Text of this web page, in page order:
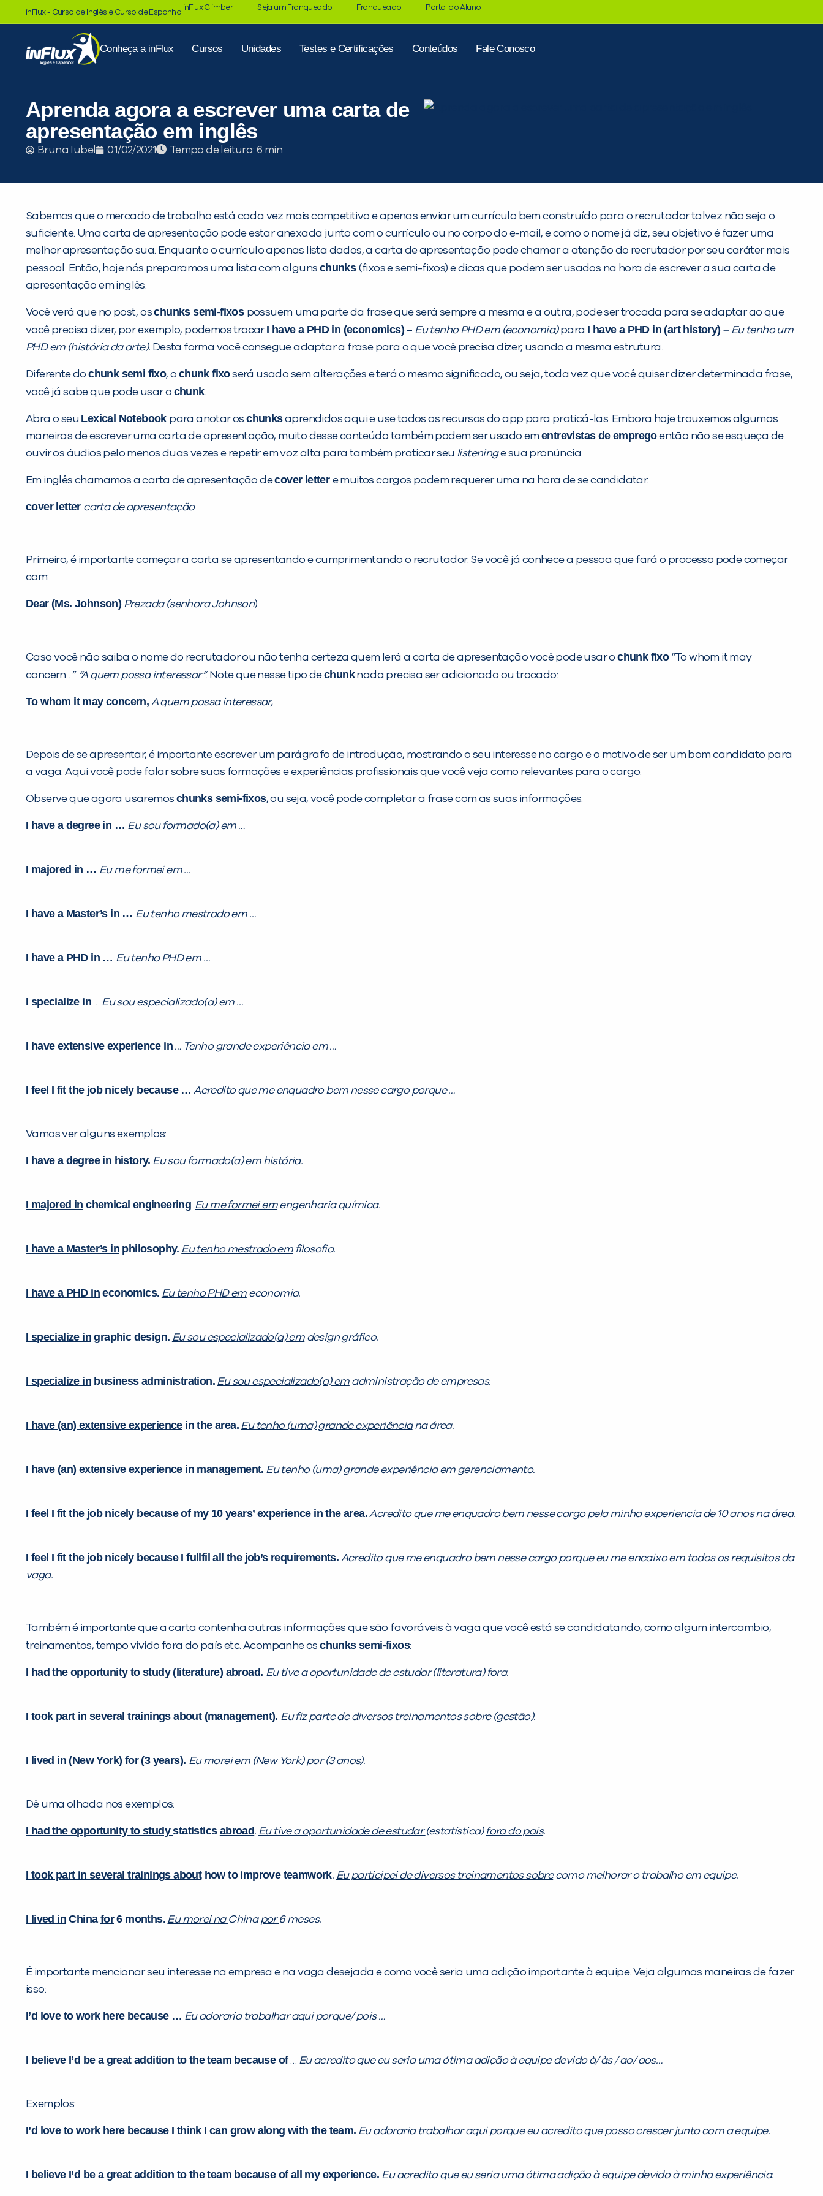
inFlux - Curso de Inglês e Curso de Espanhol
inFlux Climber Seja um Franqueado Franqueado Portal do Aluno
Conheça a inFlux Cursos Unidades Testes e Certificações Conteúdos Fale Conosco
Aprenda agora a escrever uma carta de
apresentação em inglês
Bruna Iubel 01/02/2021 Tempo de leitura:
Sabemos que o mercado de trabalho está cada vez mais competitivo e apenas enviar um currículo bem construído para o recrutador talvez não seja o
suficiente. Uma carta de apresentação pode estar anexada junto com o currículo ou no corpo do e-mail, e como o nome já diz, seu objetivo é fazer uma
melhor apresentação sua. Enquanto o currículo apenas lista dados, a carta de apresentação pode chamar a atenção do recrutador por seu caráter mais
pessoal. Então, hoje nós preparamos uma lista com alguns chunks (fixos e semi-fixos) e dicas que podem ser usados na hora de escrever a sua carta de
apresentação em inglês.
Você verá que no post, oschunks semi-fixos possuem uma parte da frase que será sempre a mesma e a outra, pode ser trocada para se adaptar ao que
você precisa dizer, por exemplo, podemos trocarI have a PHD in (economics) – Eu tenho PHD em (economia)para I have a PHD in (art history) – Eu tenho um
PHD em (história da arte). Desta forma você consegue adaptar a frase para o que você precisa dizer, usando a mesma estrutura.
Diferente dochunk semi fixo, o chunk fixoserá usado sem alterações e terá o mesmo significado, ou seja, toda vez que você quiser dizer determinada frase,
você já sabe que pode usar o chunk.
Abra o seu Lexical Notebook para anotar oschunksaprendidos aqui e use todos os recursos do app para praticá-las. Embora hoje trouxemos algumas
maneiras de escrever uma carta de apresentação, muito desse conteúdo também podem ser usado ementrevistas de empregoentão não se esqueça de
ouvir os áudios pelo menos duas vezes e repetir em voz alta para também praticar seu listeninge sua pronúncia.
Em inglês chamamos a carta de apresentação decover letter e muitos cargos podem requerer uma na hora de se candidatar.
cover letter carta de apresentação
Primeiro, é importante começar a carta se apresentando e cumprimentando o recrutador. Se você já conhece a pessoa que fará o processo pode começar
com:
Dear (Ms. Johnson) Prezada (senhora Johnson)
Caso você não saiba o nome do recrutador ou não tenha certeza quem lerá a carta de apresentação você pode usar ochunk fixo“To whom it may
concern…” “A quem possa interessar”. Note que nesse tipo dechunknada precisa ser adicionado ou trocado:
To whom it may concern, A quem possa interessar,
Depois de se apresentar, é importante escrever um parágrafo de introdução, mostrando o seu interesse no cargo e o motivo de ser um bom candidato para
a vaga. Aqui você pode falar sobre suas formações e experiências profissionais que você veja como relevantes para o cargo.
Observe que agora usaremos chunks semi-fixos, ou seja, você pode completar a frase com as suas informações.
I have a degree in … Eu sou formado(a) em …
I majored in … Eu me formei em …
I have a Master’s in … Eu tenho mestrado em …
I have a PHD in … Eu tenho PHD em …
I specialize in… Eu sou especializado(a) em …
I have extensive experience in … Tenho grande experiência em …
I feel I fit the job nicely because … Acredito que me enquadro bem nesse cargo porque …
Vamos ver alguns exemplos:
I have a degree in history. Eu sou formado(a) emhistória.
I majored in chemical engineering. Eu me formei emengenharia química.
I have a Master’s in philosophy. Eu tenho mestrado emfilosofia.
I have a PHD in economics. Eu tenho PHD emeconomia.
I specialize in graphic design. Eu sou especializado(a) emdesign gráfico.
I specialize in business administration. Eu sou especializado(a) emadministração de empresas.
I have (an) extensive experiencein the area. Eu tenho (uma) grande experiênciana área.
I have (an) extensive experience in management. Eu tenho (uma) grande experiência emgerenciamento.
I feel I fit the job nicely becauseof my 10 years’ experience in the area.Acredito que me enquadro bem nesse cargopela minha experiencia de 10 anos na área.
I feel I fit the job nicely becauseI fullfil all the job’s requirements. Acredito que me enquadro bem nesse cargo porqueeu me encaixo em todos os requisitos da
vaga.
Também é importante que a carta contenha outras informações que são favoráveis à vaga que você está se candidatando, como algum intercambio,
treinamentos, tempo vivido fora do país etc. Acompanhe oschunks semi-fixos:
I had the opportunity to study (literature) abroad. Eu tive a oportunidade de estudar (literatura) fora.
I took part in several trainings about (management). Eu fiz parte de diversos treinamentos sobre (gestão).
I lived in (New York) for (3 years). Eu morei em (New York) por (3 anos).
Dê uma olhada nos exemplos:
I had the opportunity to studystatistics abroad. Eu tive a oportunidade de estudar(estatística) fora do país.
I took part in several trainings abouthow to improve teamwork. Eu participei de diversos treinamentos sobrecomo melhorar o trabalho em equipe.
I lived in China for6 months. Eu morei na Chinapor6 meses.
É importante mencionar seu interesse na empresa e na vaga desejada e como você seria uma adição importante à equipe. Veja algumas maneiras de fazer
isso:
I’d love to work here because … Eu adoraria trabalhar aqui porque/ pois …
I believe I’d be a great addition to the team because of… Eu acredito que eu seria uma ótima adição à equipe devido à/ às / ao/ aos…
Exemplos:
I’d love to work here becauseI think I can grow along with the team. Eu adoraria trabalhar aqui porqueeu acredito que posso crescer junto com a equipe.
I believe I’d be a great addition to the team because ofall my experience. Eu acredito que eu seria uma ótima adição à equipe devido àminha experiência.